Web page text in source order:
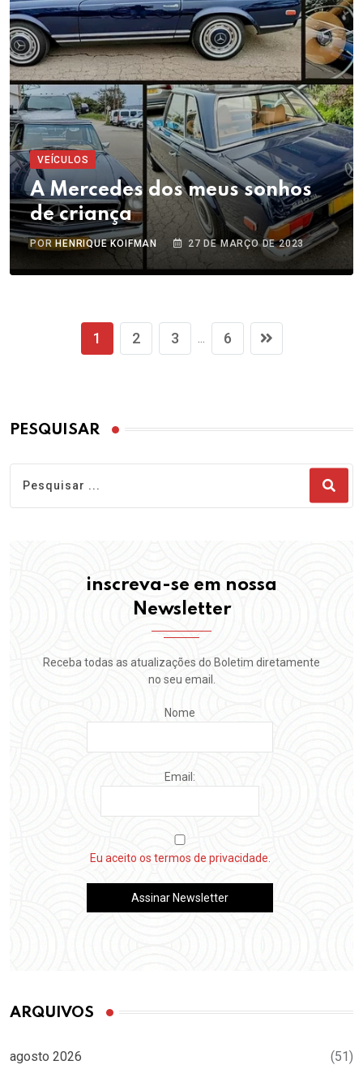
VEÍCULOS
A Mercedes dos meus sonhos
de criança
PORHENRIQUE KOIFMAN 27 DE MARÇO DE 2023
1 2 3 6
PESQUISAR
inscreva-se em nossa
Newsletter
Receba todas as atualizações do Boletim diretamente
no seu email.
Nome
Email:
Eu aceito os termos de privacidade.
ARQUIVOS
agosto 2026 (51)